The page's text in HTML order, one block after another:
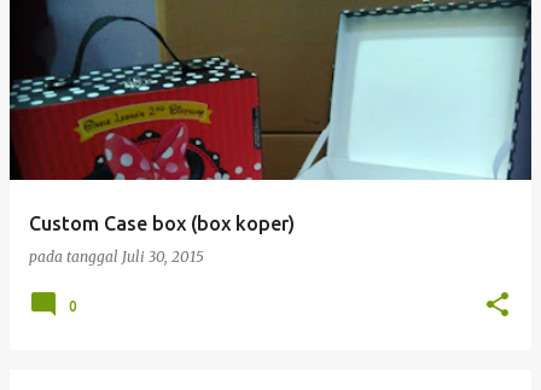
Custom Case box (box koper)
pada tanggal Juli 30, 2015
0